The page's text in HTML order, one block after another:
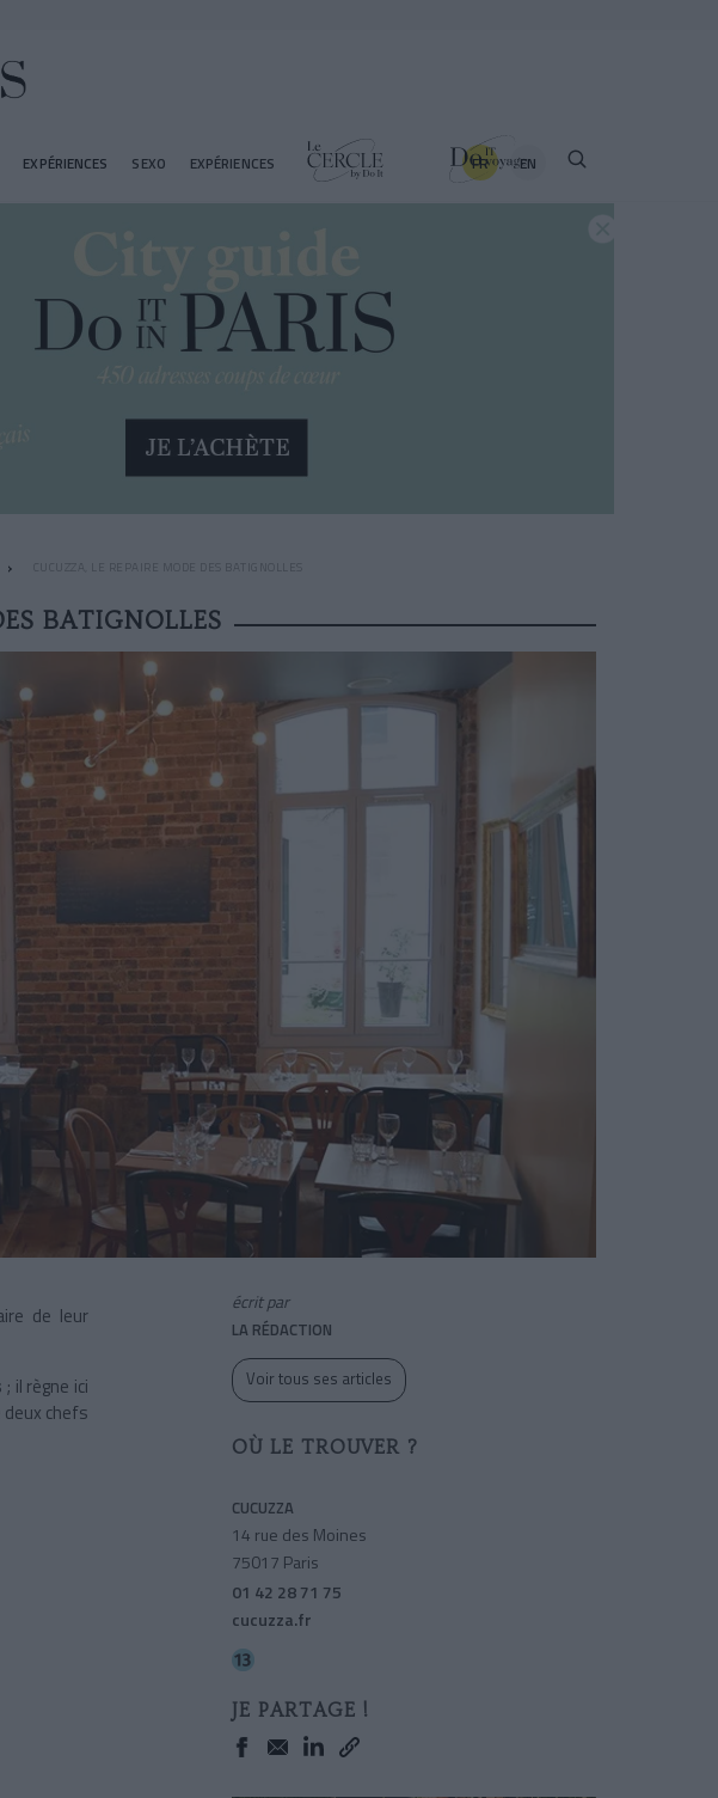
EXPÉRIENCES SEXO EXPÉRIENCES FR EN
CUCUZZA, LE REPAIRE MODE DES BATIGNOLLES
BATIGNOLLES
de leur
; il règne ici
deux chefs
écrit par
LA RÉDACTION
Voir tous ses articles
OÙ LE TROUVER ?
CUCUZZA
14 rue des Moines
75017 Paris
01 42 28 71 75
cucuzza.fr
JE PARTAGE !